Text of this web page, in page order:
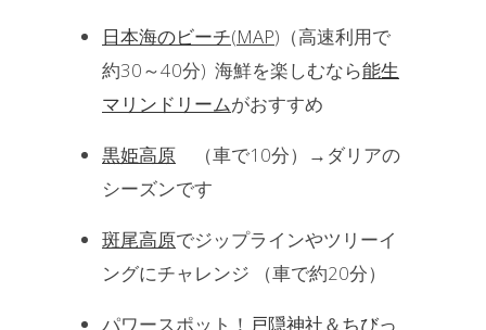
日本海のビーチ(MAP)（高速利用で
約30～40分) 海鮮を楽しむなら能生
マリンドリームがおすすめ
黒姫高原 （車で10分）→ダリアの
シーズンです
斑尾高原でジップラインやツリーイ
ングにチャレンジ （車で約20分）
パワースポット！ 戸隠神社＆ちびっ